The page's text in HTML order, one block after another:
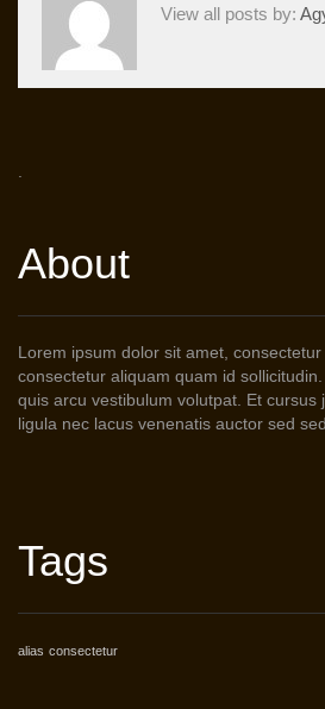
View all posts by:
.
About
Lorem ipsum dolor sit amet,
consectetur aliquam quam id
quis arcu vestibulum volutpat. Et cursus
ligula nec lacus venenatis auctor sed
Tags
alias consectetur